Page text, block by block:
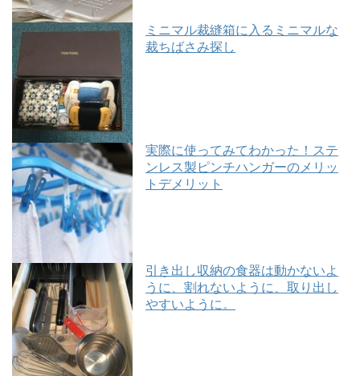
ミニマル裁縫箱に入るミニマルな
裁ちばさみ探し
実際に使ってみてわかった！ステ
ンレス製ピンチハンガーのメリッ
トデメリット
引き出し収納の食器は動かないよ
うに、割れないように、取り出し
やすいように。